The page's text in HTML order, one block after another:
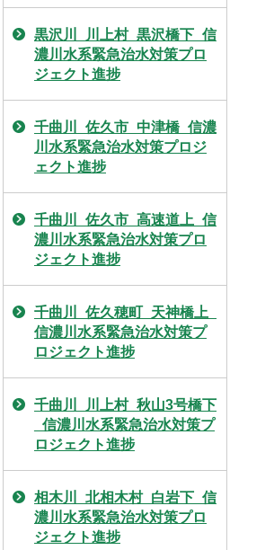
黒沢川_川上村_黒沢橋下_信
濃川水系緊急治水対策プロ
ジェクト進捗
千曲川_佐久市_中津橋_信濃
川水系緊急治水対策プロジ
ェクト進捗
千曲川_佐久市_高速道上_信
濃川水系緊急治水対策プロ
ジェクト進捗
千曲川_佐久穂町_天神橋上_
信濃川水系緊急治水対策プ
ロジェクト進捗
千曲川_川上村_秋山3号橋下
_信濃川水系緊急治水対策プ
ロジェクト進捗
相木川_北相木村_白岩下_信
濃川水系緊急治水対策プロ
ジェクト進捗